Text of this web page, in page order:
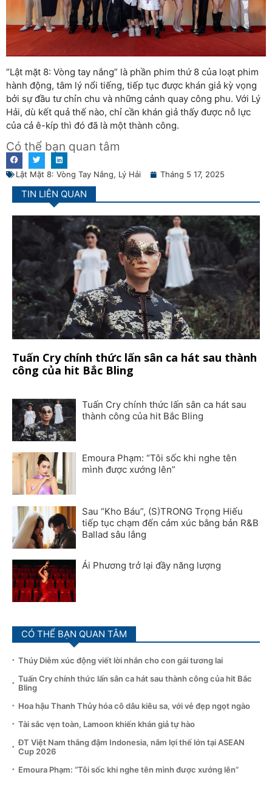
“Lật mặt 8: Vòng tay nắng” là phần phim thứ 8 của loạt phim
hành động, tâm lý nổi tiếng, tiếp tục được khán giả kỳ vọng
bởi sự đầu tư chỉn chu và những cảnh quay công phu. Với Lý
Hải, dù kết quả thế nào, chỉ cần khán giả thấy được nỗ lực
của cả ê-kíp thì đó đã là một thành công.
Có thể bạn quan tâm
Lật Mặt 8: Vòng Tay Nắng, Lý Hải Tháng 5 17, 2025
TIN LIÊN QUAN
Tuấn Cry chính thức lấn sân ca hát sau thành
công của hit Bắc Bling
Tuấn Cry chính thức lấn sân ca hát sau
thành công của hit Bắc Bling
Emoura Phạm: “Tôi sốc khi nghe tên
mình được xướng lên”
Sau “Kho Báu”, (S)TRONG Trọng Hiếu
tiếp tục chạm đến cảm xúc bằng bản R&B
Ballad sâu lắng
Ái Phương trở lại đầy năng lượng
CÓ THỂ BẠN QUAN TÂM
Thúy Diễm xúc động viết lời nhắn cho con gái tương lai
Tuấn Cry chính thức lấn sân ca hát sau thành công của hit Bắc
Bling
Hoa hậu Thanh Thủy hóa cô dâu kiêu sa, với vẻ đẹp ngọt ngào
Tài sắc vẹn toàn, Lamoon khiến khán giả tự hào
ĐT Việt Nam thắng đậm Indonesia, nắm lợi thế lớn tại ASEAN
Cup 2026
Emoura Phạm: “Tôi sốc khi nghe tên mình được xướng lên”